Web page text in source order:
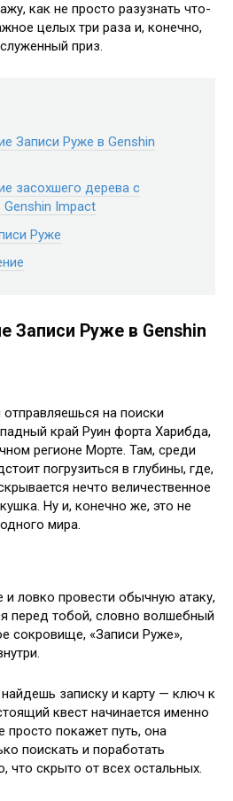
как не просто разузнать что-
целых три раза и, конечно,
приз.
Записи Руже в Genshin
засохшего дерева с
Impact
Руже
Записи Руже в Genshin
на поиски
край Руин форта Харибда,
регионе Морте. Там, среди
погрузиться в глубины, где,
нечто величественное
Ну и, конечно же, это не
мира.
ловко провести обычную атаку,
перед тобой, словно волшебный
сокровище, «Записи Руже»,
записку и карту — ключ к
квест начинается именно
просто покажет путь, она
поискать и поработать
что скрыто от всех остальных.